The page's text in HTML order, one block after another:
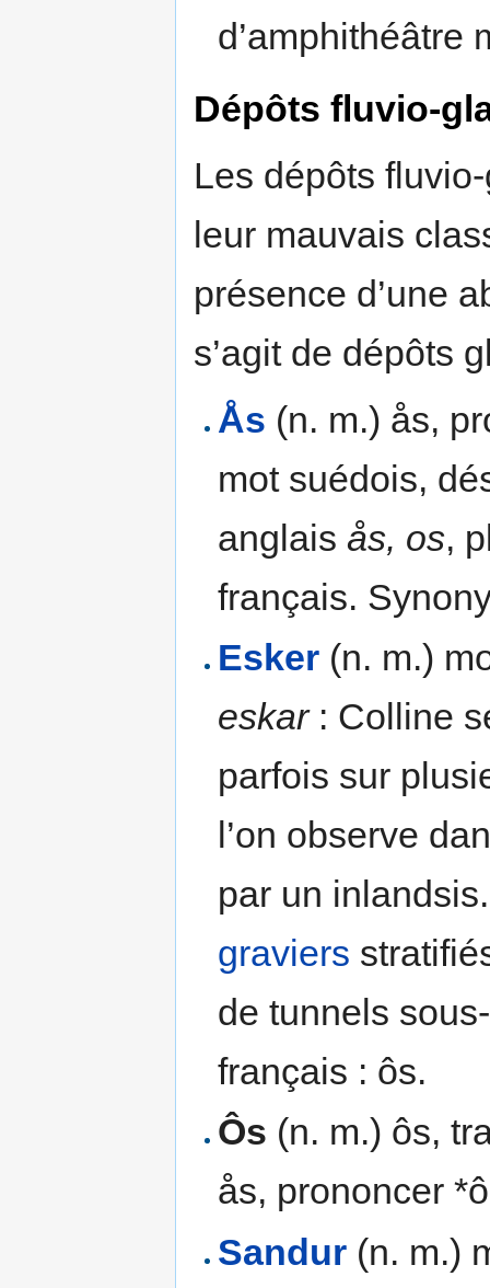
d’amphithéâtre
Dépôts fluvio-
Les dépôts
leur mauvais
présence d’une
s’agit de dépôts
Ås (n. m.) ås,
mot suédois,
anglaisås, os,
français.
Esker (n. m.)
eskar: Colline
parfois sur
l’on observe
par un
graviers
de tunnels
français : ôs.
Ôs (n. m.) ôs,
ås, prononcer
Sandur (n. m.)